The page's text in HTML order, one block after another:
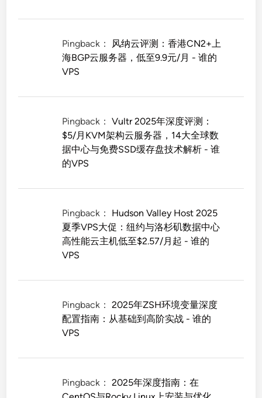
Pingback： 风纳云评测：香港CN2+上
海BGP云服务器，低至9.9元/月 - 谁的
VPS
Pingback：Vultr 2025年深度评测：
$5/月KVM架构云服务器，14大全球数
据中心与免费SSD缓存盘技术解析 - 谁
的VPS
Pingback： Hudson Valley Host 2025
夏季VPS大促：纽约与洛杉矶数据中心
高性能云主机低至$2.57/月起 - 谁的
VPS
Pingback：2025年ZSH环境变量深度
配置指南：从基础到高阶实战 - 谁的
VPS
Pingback：2025年深度指南：在